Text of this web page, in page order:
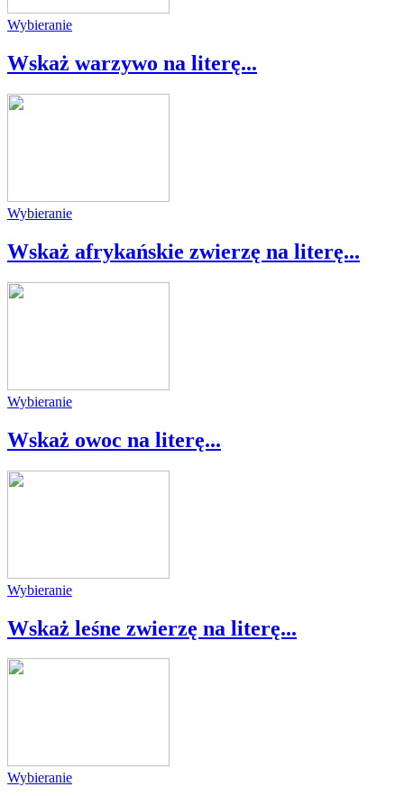
Wybieranie
Wskaż warzywo na literę...
Wybieranie
Wskaż afrykańskie zwierzę na literę...
Wybieranie
Wskaż owoc na literę...
Wybieranie
Wskaż leśne zwierzę na literę...
Wybieranie